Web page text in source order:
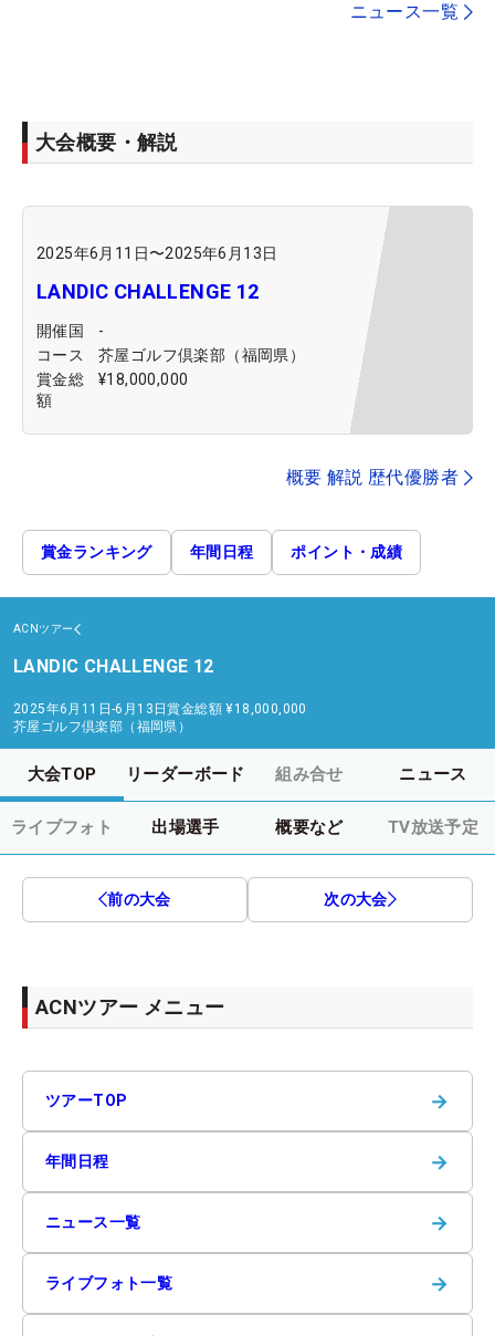
ニュース一覧
大会概要・解説
2025年6月11日〜2025年6月13日
LANDIC CHALLENGE 12
開催国
-
コース
芥屋ゴルフ倶楽部（福岡県）
賞金総
額
¥18,000,000
概要 解説 歴代優勝者
賞金ランキング 年間日程 ポイント・成績
ACNツアー
LANDIC CHALLENGE 12
2025年6月11日-6月13日賞金総額 ¥18,000,000
芥屋ゴルフ倶楽部（福岡県）
大会TOP リーダーボード 組み合せ ニュース
ライブフォト 出場選手 概要など TV放送予定
前の大会 次の大会
ACNツアー メニュー
ツアーTOP →
年間日程 →
ニュース一覧 →
ライブフォト一覧 →